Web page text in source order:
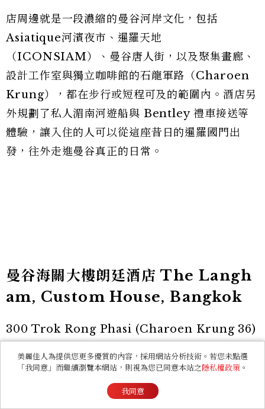
店周邊就是一段濃縮的曼谷河岸文化，包括
Asiatique河濱夜市、暹羅天地
（ICONSIAM）、曼谷唐人街，以及聚集畫廊、
設計工作室與獨立咖啡館的石龍軍路（Charoen
Krung），都在步行或短程可及的範圍內。酒店另
外規劃了私人湄南河遊船與 Bentley 禮車接送等
體驗，讓入住的人可以從這座昔日的暹羅國門出
發，往外走進曼谷真正的日常。
曼谷海關大樓朗廷酒店 The Langh
am, Custom House, Bangkok
300 Trok Rong Phasi (Charoen Krung 36)
angham/bangkok/
美麗佳人為提供您更多優質的內容，採用網站分析技術。若您未點選
「我同意」而繼續瀏覽本網站，則視為您已同意本站之隱私權政策 。
我同意